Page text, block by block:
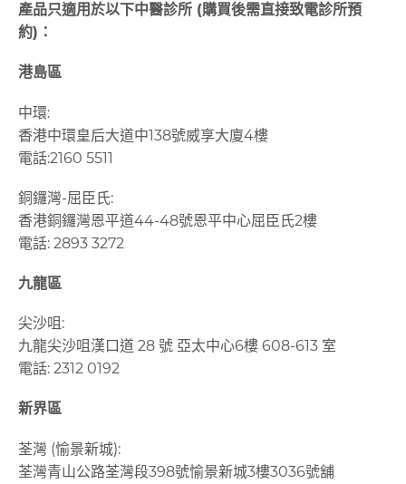
產品只適用於以下中醫診所 (購買後需直接致電診所預
約) ：
港島區
中環:
香港中環皇后大道中138號威享大廈4樓
電話:2160 5511
銅鑼灣-屈臣氏:
香港銅鑼灣恩平道44-48號恩平中心屈臣氏2樓
電話: 2893 3272
九龍區
尖沙咀 :
九龍尖沙咀漢口道 28 號 亞太中心6樓 608-613 室
電話: 2312 0192
新界區
荃灣 (愉景新城):
荃灣青山公路荃灣段398號愉景新城3樓3036號舖